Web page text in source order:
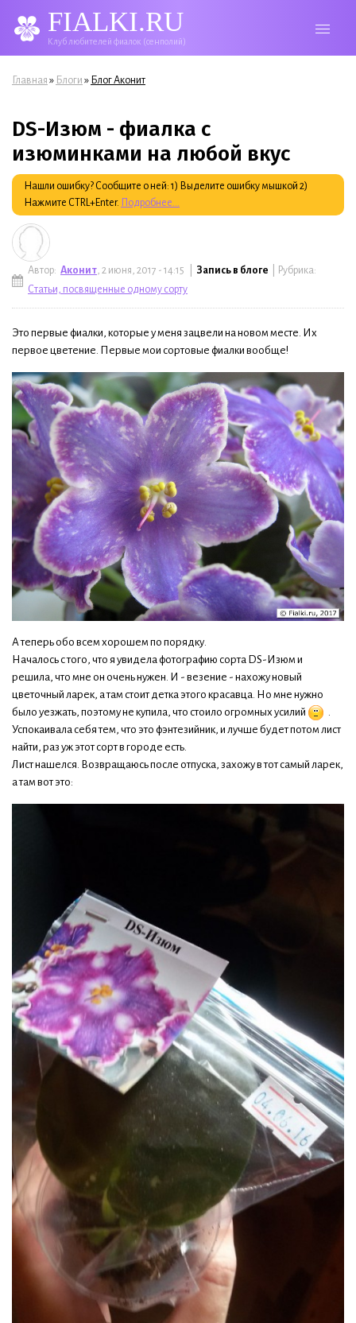
FIALKI.RU
Клуб любителей фиалок (сенполий)
Вы здесь
Главная » Блоги » Блог Аконит
DS-Изюм - фиалка с
изюминками на любой вкус
Нашли ошибку? Сообщите о ней: 1) Выделите ошибку мышкой 2)
Нажмите CTRL+Enter. Подробнее...
Автор: Аконит, 2 июня, 2017 - 14:15 | Запись в блоге | Рубрика:
Статьи, посвященные одному сорту
Это первые фиалки, которые у меня зацвели на новом месте. Их
первое цветение. Первые мои сортовые фиалки вообще!
А теперь обо всем хорошем по порядку.
Началось с того, что я увидела фотографию сорта DS-Изюм и
решила, что мне он очень нужен. И - везение - нахожу новый
цветочный ларек, а там стоит детка этого красавца. Но мне нужно
было уезжать, поэтому не купила, что стоило огромных усилий
.
Успокаивала себя тем, что это фэнтезийник, и лучше будет потом лист
найти, раз уж этот сорт в городе есть.
Лист нашелся. Возвращаюсь после отпуска, захожу в тот самый ларек,
а там вот это: